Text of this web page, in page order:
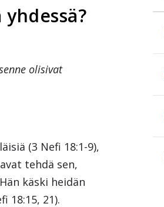
olisivat
(3 Nefi 18:1-9),
tehdä sen,
käski heidän
18:15, 21).